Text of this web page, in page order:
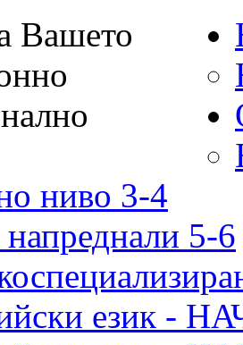
ниво 3-4
5-6
език -